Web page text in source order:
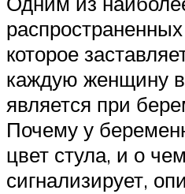
которое
каждую женщину
является при
Почему у
цвет стула, и о
сигнализирует,